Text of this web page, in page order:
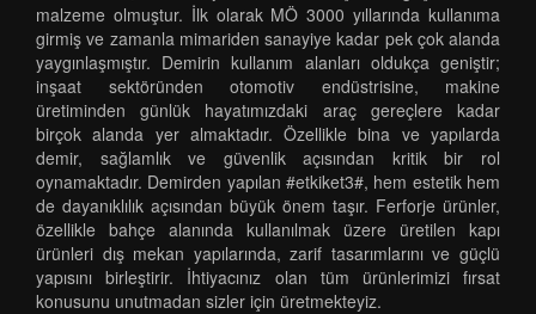
malzeme olmuştur. İlk olarak MÖ 3000 yıllarında kullanıma
girmiş ve zamanla mimariden sanayiye kadar pek çok alanda
yaygınlaşmıştır. Demirin kullanım alanları oldukça geniştir;
inşaat sektöründen otomotiv endüstrisine, makine
üretiminden günlük hayatımızdaki araç gereçlere kadar
birçok alanda yer almaktadır. Özellikle bina ve yapılarda
demir, sağlamlık ve güvenlik açısından kritik bir rol
oynamaktadır. Demirden yapılan #etkiket3#, hem estetik hem
de dayanıklılık açısından büyük önem taşır. Ferforje ürünler,
özellikle bahçe alanında kullanılmak üzere üretilen kapı
ürünleri dış mekan yapılarında, zarif tasarımlarını ve güçlü
yapısını birleştirir. İhtiyacınız olan tüm ürünlerimizi fırsat
konusunu unutmadan sizler için üretmekteyiz.